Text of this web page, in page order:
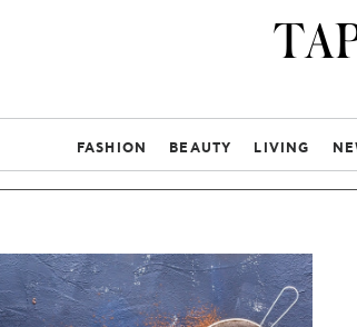
FASHION BEAUTY LIVING